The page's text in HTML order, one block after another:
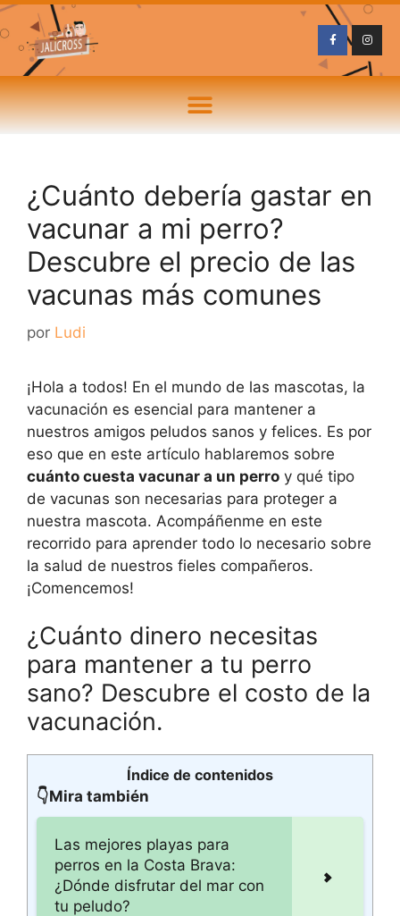
¿Cuánto debería gastar en
vacunar a mi perro?
Descubre el precio de las
vacunas más comunes
por Ludi
¡Hola a todos! En el mundo de las mascotas, la
vacunación es esencial para mantener a
nuestros amigos peludos sanos y felices. Es por
eso que en este artículo hablaremos sobre
cuánto cuesta vacunar a un perro y qué tipo
de vacunas son necesarias para proteger a
nuestra mascota. Acompáñenme en este
recorrido para aprender todo lo necesario sobre
la salud de nuestros fieles compañeros.
¡Comencemos!
¿Cuánto dinero necesitas
para mantener a tu perro
sano? Descubre el costo de la
vacunación.
Índice de contenidos
👇Mira también
Las mejores playas para
perros en la Costa Brava:
¿Dónde disfrutar del mar con
tu peludo?